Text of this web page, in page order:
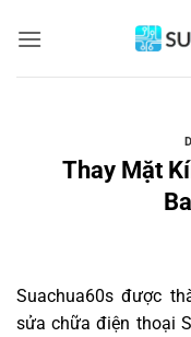
qua
Thay Mặt
Suachua60s được
sửa chữa điện thoại